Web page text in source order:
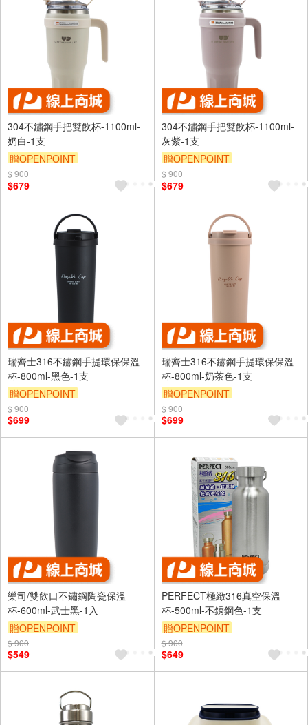
304不鏽鋼手把雙飲杯-1100ml-
奶白-1支
贈OPENPOINT
$ 900
$679
304不鏽鋼手把雙飲杯-1100ml-
灰紫-1支
贈OPENPOINT
$ 900
$679
瑞齊士316不鏽鋼手提環保保溫
杯-800ml-黑色-1支
贈OPENPOINT
$ 900
$699
瑞齊士316不鏽鋼手提環保保溫
杯-800ml-奶茶色-1支
贈OPENPOINT
$ 900
$699
樂司/雙飲口不鏽鋼陶瓷保溫
杯-600ml-武士黑-1入
贈OPENPOINT
$ 900
$549
PERFECT極緻316真空保溫
杯-500ml-不銹鋼色-1支
贈OPENPOINT
$ 900
$649